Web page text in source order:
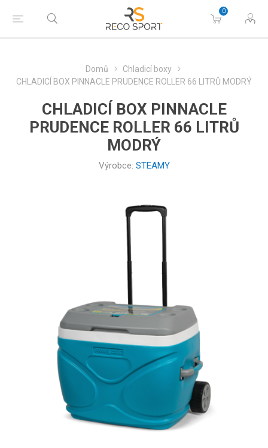
0
Domů
Chladicí boxy
CHLADICÍ BOX PINNACLE PRUDENCE ROLLER 66 LITRŮ MODRÝ
CHLADICÍ BOX PINNACLE
PRUDENCE ROLLER 66 LITRŮ
MODRÝ
Výrobce: STEAMY